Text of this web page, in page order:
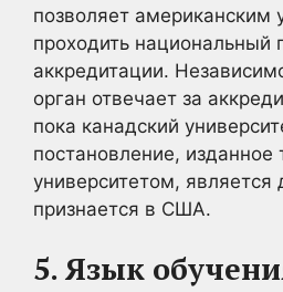
позволяет американским
проходить национальный
аккредитации.
орган отвечает за
пока канадский
постановление, изданное
университетом, является
признается в США.
5. Язык